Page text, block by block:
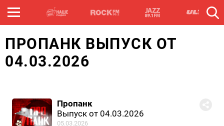
ПРОПАНК ВЫПУСК ОТ
04.03.2026
Пропанк
Выпуск от 04.03.2026
05.03.2026